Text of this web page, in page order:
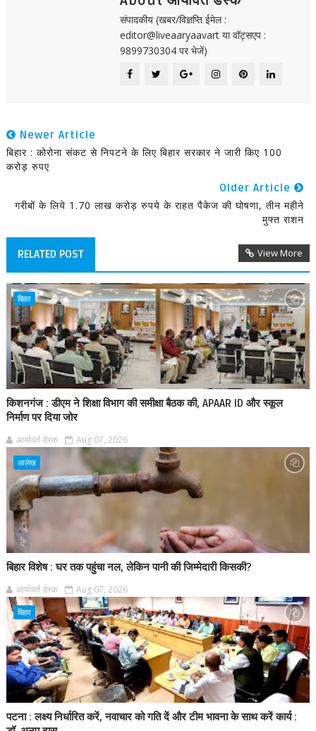
संपादकीय (खबर/विज्ञप्ति ईमेल :
editor@liveaaryaavart या वॉट्सएप :
9899730304 पर भेजें)
Newer Article
बिहार : कोरोना संकट से निपटने के लिए बिहार सरकार ने जारी किए 100
करोड़ रुपए
Older Article
गरीबों के लिये 1.70 लाख करोड़ रुपये के राहत पैकेज की घोषणा, तीन महीने
मुफ्त राशन
RELATED POST View More
बिहार
किशनगंज : डीएम ने शिक्षा विभाग की समीक्षा बैठक की, APAAR ID और स्कूल
निर्माण पर दिया जोर
आर्यावर्त डेस्क Aug 07, 2026
आलेख
बिहार विशेष : घर तक पहुंचा नल, लेकिन पानी की जिम्मेदारी किसकी?
आर्यावर्त डेस्क Aug 07, 2026
बिहार
पटना : लक्ष्य निर्धारित करें, नवाचार को गति दें और टीम भावना के साथ करें कार्य :